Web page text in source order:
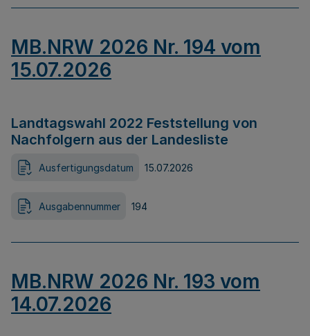
MB.NRW 2026 Nr. 194 vom
15.07.2026
Landtagswahl 2022 Feststellung von
Nachfolgern aus der Landesliste
Ausfertigungsdatum 15.07.2026
Ausgabennummer 194
MB.NRW 2026 Nr. 193 vom
14.07.2026